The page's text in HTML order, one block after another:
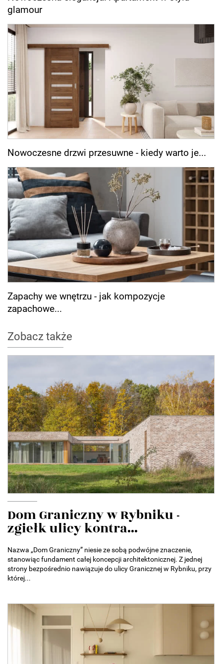
glamour
Nowoczesne drzwi przesuwne - kiedy warto je...
Zapachy we wnętrzu - jak kompozycje
zapachowe...
Zobacz także
Dom Graniczny w Rybniku -
zgiełk ulicy kontra...
Nazwa „Dom Graniczny” niesie ze sobą podwójne znaczenie,
stanowiąc fundament całej koncepcji architektonicznej. Z jednej
strony bezpośrednio nawiązuje do ulicy Granicznej w Rybniku, przy
której...